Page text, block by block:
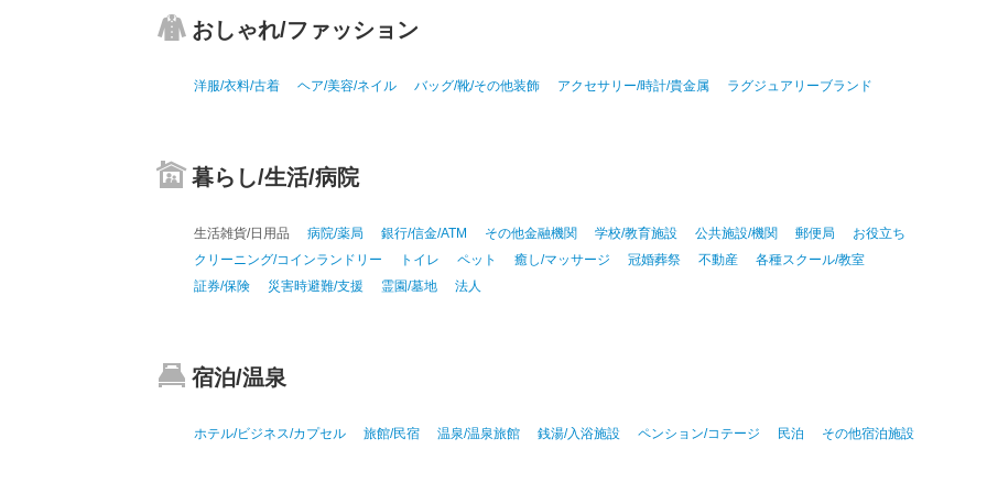
おしゃれ/ファッション
洋服/衣料/古着 ヘア/美容/ネイル バッグ/靴/その他装飾 アクセサリー/時計/貴金属 ラグジュアリーブランド
暮らし/生活/病院
生活雑貨/日用品 病院/薬局 銀行/信金/ATM その他金融機関 学校/教育施設 公共施設/機関 郵便局
お役立ち
クリーニング/コインランドリー
トイレ ペット 癒し/マッサージ 冠婚葬祭 不動産
各種スクール/教室
証券/保険
災害時避難/支援 霊園/墓地 法人
宿泊/温泉
ホテル/ビジネス/カプセル 旅館/民宿 温泉/温泉旅館 銭湯/入浴施設 ペンション/コテージ 民泊 その他宿泊施設